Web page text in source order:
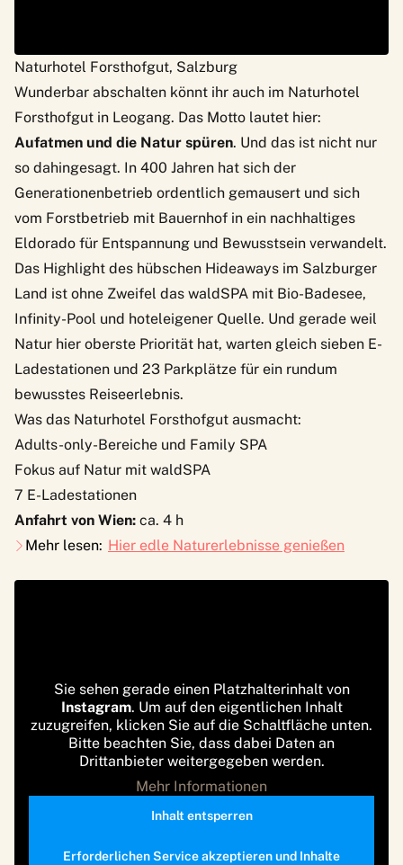
Naturhotel Forsthofgut, Salzburg
Wunderbar abschalten könnt ihr auch im Naturhotel
Forsthofgut in Leogang. Das Motto lautet hier:
Aufatmen und die Natur spüren. Und das ist nicht nur
so dahingesagt. In 400 Jahren hat sich der
Generationenbetrieb ordentlich gemausert und sich
vom Forstbetrieb mit Bauernhof in ein nachhaltiges
Eldorado für Entspannung und Bewusstsein verwandelt.
Das Highlight des hübschen Hideaways im Salzburger
Land ist ohne Zweifel das waldSPA mit Bio-Badesee,
Infinity-Pool und hoteleigener Quelle. Und gerade weil
Natur hier oberste Priorität hat, warten gleich sieben E-
Ladestationen und 23 Parkplätze für ein rundum
bewusstes Reiseerlebnis.
Was das Naturhotel Forsthofgut ausmacht:
Adults-only-Bereiche und Family SPA
Fokus auf Natur mit waldSPA
7 E-Ladestationen
Anfahrt von Wien: ca. 4 h
Mehr lesen: Hier edle Naturerlebnisse genießen
Sie sehen gerade einen Platzhalterinhalt von
Instagram. Um auf den eigentlichen Inhalt
zuzugreifen, klicken Sie auf die Schaltfläche unten.
Bitte beachten Sie, dass dabei Daten an
Drittanbieter weitergegeben werden.
Mehr Informationen
Inhalt entsperren
Erforderlichen Service akzeptieren und Inhalte